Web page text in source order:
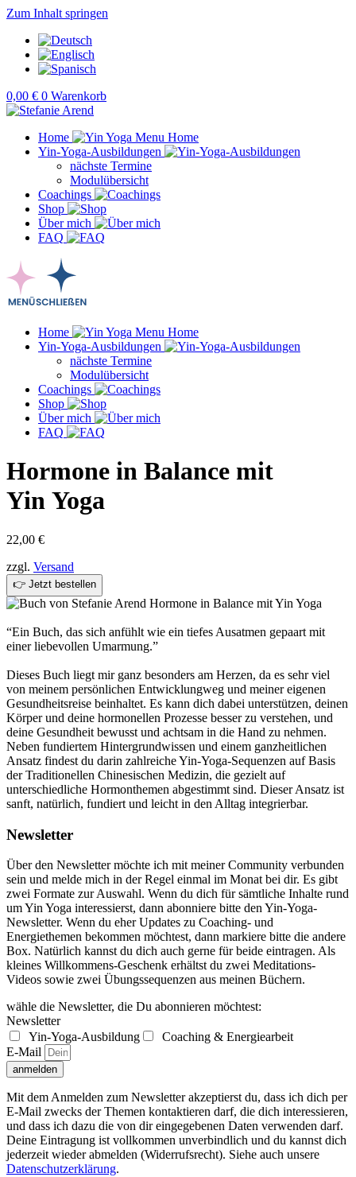
Zum Inhalt springen
0,00 € 0 Warenkorb
Home
Yin-Yoga-Ausbildungen
nächste Termine
Modulübersicht
Coachings
Shop
Über mich
FAQ
Home
Yin-Yoga-Ausbildungen
nächste Termine
Modulübersicht
Coachings
Shop
Über mich
FAQ
Hormone in Balance mit
Yin Yoga
22,00 €
zzgl. Versand
👉 Jetzt bestellen
“Ein Buch, das sich anfühlt wie ein tiefes Ausatmen gepaart mit
einer liebevollen Umarmung.”
Dieses Buch liegt mir ganz besonders am Herzen, da es sehr viel
von meinem persönlichen Entwicklungweg und meiner eigenen
Gesundheitsreise beinhaltet. Es kann dich dabei unterstützen, deinen
Körper und deine hormonellen Prozesse besser zu verstehen, und
deine Gesundheit bewusst und achtsam in die Hand zu nehmen.
Neben fundiertem Hintergrundwissen und einem ganzheitlichen
Ansatz findest du darin zahlreiche Yin-Yoga-Sequenzen auf Basis
der Traditionellen Chinesischen Medizin, die gezielt auf
unterschiedliche Hormonthemen abgestimmt sind. Dieser Ansatz ist
sanft, natürlich, fundiert und leicht in den Alltag integrierbar.
Newsletter
Über den Newsletter möchte ich mit meiner Community verbunden
sein und melde mich in der Regel einmal im Monat bei dir. Es gibt
zwei Formate zur Auswahl. Wenn du dich für sämtliche Inhalte rund
um Yin Yoga interessierst, dann abonniere bitte den Yin-Yoga-
Newsletter. Wenn du eher Updates zu Coaching- und
Energiethemen bekommen möchtest, dann markiere bitte die andere
Box. Natürlich kannst du dich auch gerne für beide eintragen. Als
kleines Willkommens-Geschenk erhältst du zwei Meditations-
Videos sowie zwei Übungssequenzen aus meinen Büchern.
wähle die Newsletter, die Du abonnieren möchtest:
Newsletter
Yin-Yoga-Ausbildung
Coaching & Energiearbeit
E-Mail
anmelden
Mit dem Anmelden zum Newsletter akzeptierst du, dass ich dich per
E-Mail zwecks der Themen kontaktieren darf, die dich interessieren,
und dass ich dazu die von dir eingegebenen Daten verwenden darf.
Deine Eintragung ist vollkommen unverbindlich und du kannst dich
jederzeit wieder abmelden (Widerrufsrecht). Siehe auch unsere
Datenschutzerklärung.